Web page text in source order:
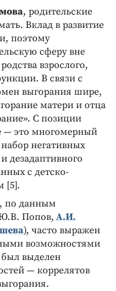
, родительские
Вклад в развитие
поэтому
сферу вне
взрослого,
В связи с
выгорания шире,
матери и отца
С позиции
— это многомерный
негативных
дезадаптивного
с детско-
[5].
по данным
Попов,А.И.
), часто выражен
возможностями
был выделен
— коррелятов